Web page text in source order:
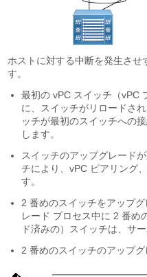
ホストに対する中断を発生さ
す。
最初の vPC スイッチ（vPC
に、スイッチがリロードさ
ッチが最初のスイッチへの
します。
スイッチのアップグレード
チにより、vPC ピアリング
す。
2 番めのスイッチをアップ
レード プロセス中に 2 番め
ド済みの）スイッチは、サ
2 番めのスイッチのアップ